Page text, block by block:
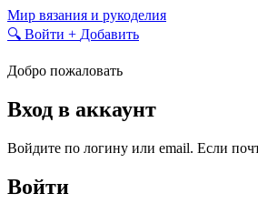
Skip
to
Мир вязания и рукоделия
🔍 Войти + Добавить
Добро пожаловать
Вход в аккаунт
Войдите по логину или email. Если
Войти